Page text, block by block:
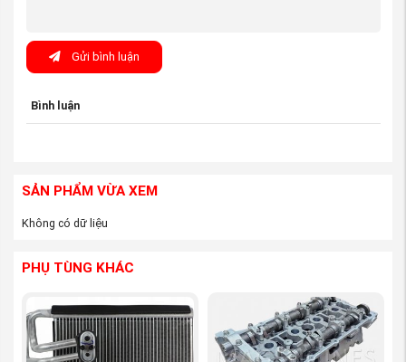
không gian cho Piston di chuyển, thực hiện các
chu trình nạp, nén, nổ, xả.
chuyển đổi lực đẩy tịnh tiến của Piston thành mô-
nước làm mát và dầu bôi trơn để duy trì nhiệt độ
áp suất cháy và lực quán tính cực lớn khi động cơ
Gửi bình luận
Bình luận
SẢN PHẨM VỪA XEM
Không có dữ liệu
PHỤ TÙNG KHÁC